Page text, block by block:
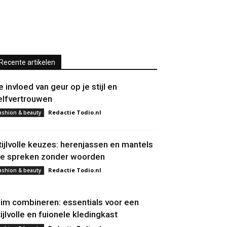
Recente artikelen
invloed van geur op je stijl en
& beauty Redactie Todio.nl
keuzes: herenjassen en mantels
spreken zonder woorden
& beauty Redactie Todio.nl
combineren: essentials voor een
en fuionele kledingkast